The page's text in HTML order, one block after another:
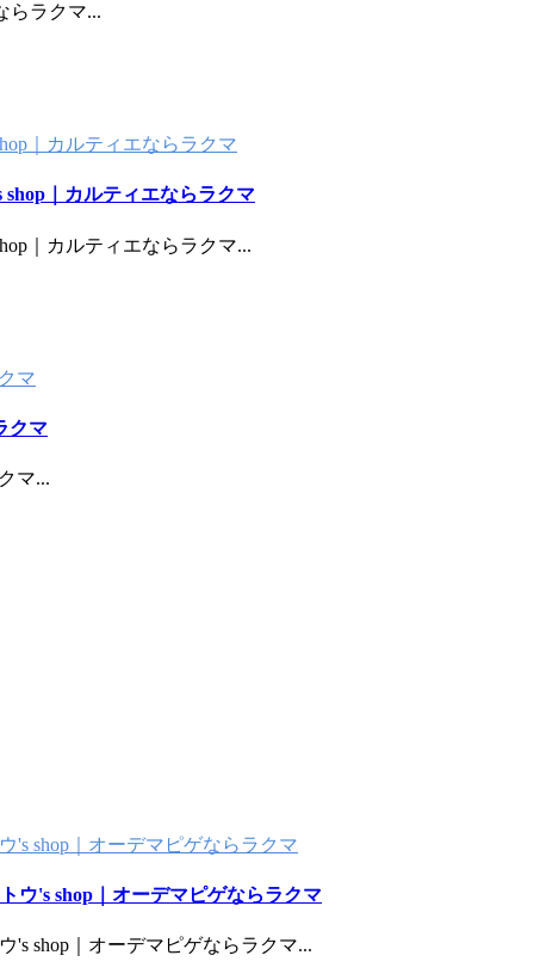
らラクマ...
｜カルティエならラクマ
｜カルティエならラクマ
｜カルティエならラクマ...
マ
クマ
マ...
's shop｜オーデマピゲならラクマ
ウ's shop｜オーデマピゲならラクマ
's shop｜オーデマピゲならラクマ...